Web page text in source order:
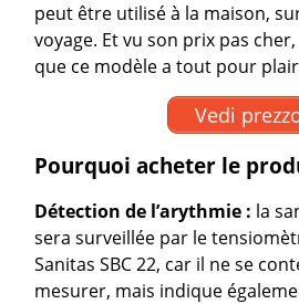
peut être utilisé à la maison,
voyage. Et vu son prix pas
que ce modèle a tout pour
Vedi
Pourquoi acheter le
Détection de l’arythmie : la
sera surveillée par le
Sanitas SBC 22, car il ne se
mesurer, mais indique